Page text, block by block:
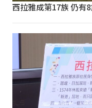
西拉雅成第17族 仍有